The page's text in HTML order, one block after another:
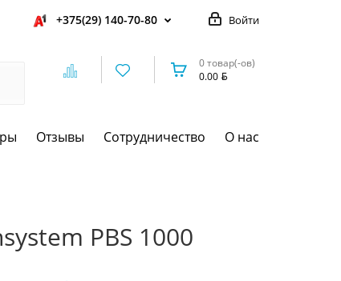
Войти
+375(29) 140-70-80
0 товар(-ов)
0.00
Отзывы Сотрудничество О нас
PBS 1000